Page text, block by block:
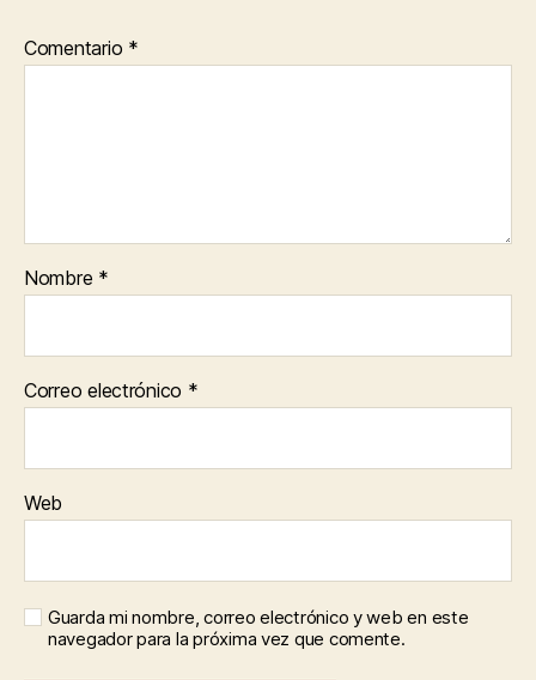
Comentario *
Nombre *
Correo electrónico *
Web
Guarda mi nombre, correo electrónico y web en este
navegador para la próxima vez que comente.